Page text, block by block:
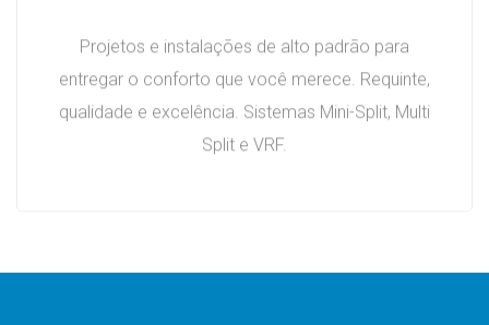
Projetos e instalações de alto padrão para
entregar o conforto que você merece. Requinte,
qualidade e excelência. Sistemas Mini-Split, Multi
Split e VRF.